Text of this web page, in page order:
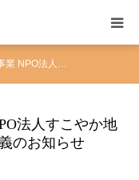
業 NPO法人…
法人すこやか地
のお知らせ